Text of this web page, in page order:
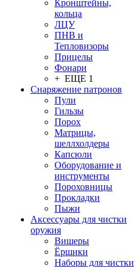
Кронштейны,
кольца
ЛЦУ
ПНВ и
Тепловизоры
Прицелы
Фонари
+ ЕЩЕ 1
Снаряжение патронов
Пули
Гильзы
Порох
Матрицы,
шеллхолдеры
Капсюли
Оборудование и
инструменты
Пороховницы
Прокладки
Пыжи
Аксессуары для чистки
оружия
Вишеры
Ёршики
Наборы для чистки